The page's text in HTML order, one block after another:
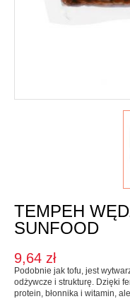
Jednorodne
SOSY, OLEJE I OCTY
SŁODKIE PASTY I
Dżemy
WEGAŃSKIE
Karma dla psa
TEMPEH
SUNFOOD
9,64 zł
Podobnie jak tofu, jest
odżywcze i strukturę. Dzięki
protein, błonnika i witamin,